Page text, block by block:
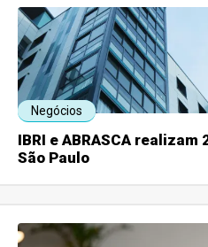
Negócios
IBRI e ABRASCA realizam
São Paulo